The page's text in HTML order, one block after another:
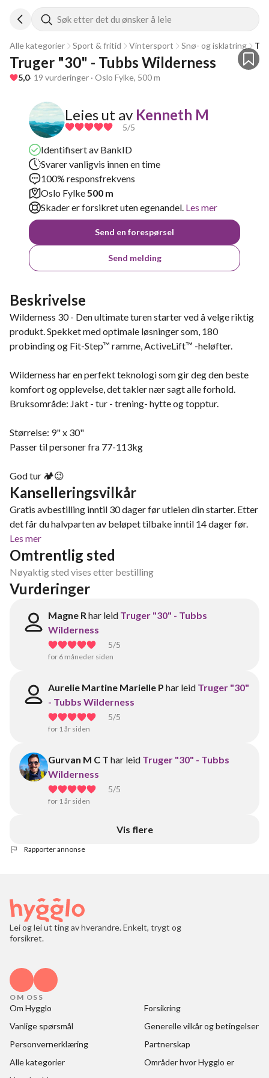
Søk etter det du ønsker å leie
Alle kategorier Sport & fritid Vintersport Snø- og isklatring
Truger "30" - Tubbs Wilderness
5,0· 19 vurderinger · Oslo Fylke, 500 m
Leies ut av Kenneth M
5/5
Identifisert av BankID
Svarer vanligvis innen en time
100% responsfrekvens
Oslo Fylke500 m
Skader er forsikret uten egenandel. Les mer
Send en forespørsel
Send melding
Beskrivelse
Wilderness 30 - Den ultimate turen starter ved å velge riktig
produkt. Spekket med optimale løsninger som, 180
probinding og Fit-Step™ ramme, ActiveLift™ -heløfter.
Wilderness har en perfekt teknologi som gir deg den beste
komfort og opplevelse, det takler nær sagt alle forhold.
Bruksområde: Jakt - tur - trening- hytte og topptur.
Størrelse: 9" x 30"
Passer til personer fra 77-113kg
God tur 🏕😉
Kanselleringsvilkår
Gratis avbestilling inntil 30 dager før utleien din starter. Etter
det får du halvparten av beløpet tilbake inntil 14 dager før.
Les mer
Omtrentlig sted
Nøyaktig sted vises etter bestilling
Vurderinger
Magne Rhar leid Truger "30" - Tubbs
Wilderness
5/5
for 6 måneder siden
Aurelie Martine Marielle P har leid Truger "30"
- Tubbs Wilderness
5/5
for 1 år siden
Gurvan M C T har leid Truger "30" - Tubbs
Wilderness
5/5
for 1 år siden
Vis flere
Rapporter annonse
Lei og lei ut ting av hverandre. Enkelt, trygt og
forsikret.
OM OSS
Om Hygglo
Forsikring
Vanlige spørsmål
Generelle vilkår og betingelser
Personvernerklæring
Partnerskap
Alle kategorier
Områder hvor Hygglo er